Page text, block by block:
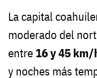
La capital
moderado del
entre 16 y 45 km/
y noches más